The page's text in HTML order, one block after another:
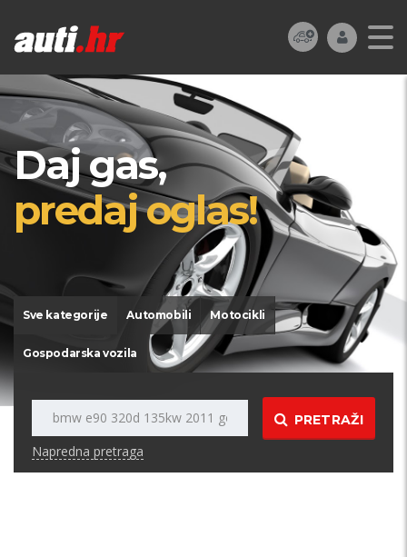
Daj gas,
predaj oglas!
Sve kategorije Automobili Motocikli
Gospodarska vozila
PRETRAŽI
Napredna pretraga